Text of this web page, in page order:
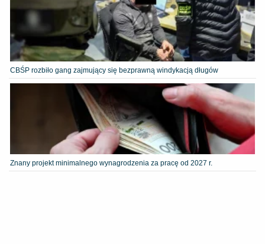
CBŚP rozbiło gang zajmujący się bezprawną windykacją długów
Znany projekt minimalnego wynagrodzenia za pracę od 2027 r.